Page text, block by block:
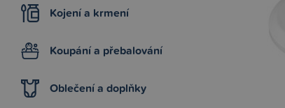
Kojení a krmení
Koupání a přebalování
Oblečení a doplňky